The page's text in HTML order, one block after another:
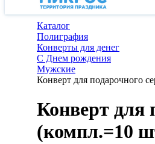
Каталог
Полиграфия
Конверты для денег
С Днем рождения
Мужские
Конверт для подарочного
Конверт для
(компл.=10